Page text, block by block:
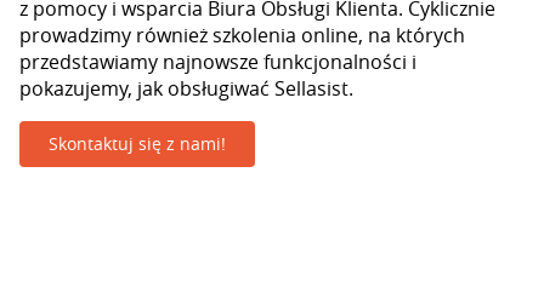
z pomocy i wsparcia Biura Obsługi Klienta. Cyklicznie
prowadzimy również szkolenia online, na których
przedstawiamy najnowsze funkcjonalności i
pokazujemy, jak obsługiwać Sellasist.
Skontaktuj się z nami!